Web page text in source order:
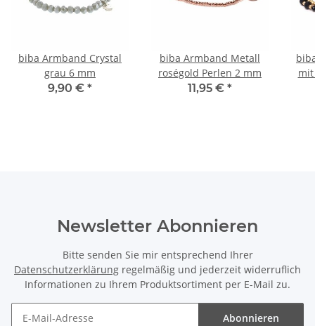
biba Armband Crystal
grau 6 mm
9,90 € *
biba Armband Metall
roségold Perlen 2 mm
11,95 € *
mit
Newsletter Abonnieren
Bitte senden Sie mir entsprechend Ihrer
Datenschutzerklärung regelmäßig und jederzeit widerruflich
Informationen zu Ihrem Produktsortiment per E-Mail zu.
Abonnieren